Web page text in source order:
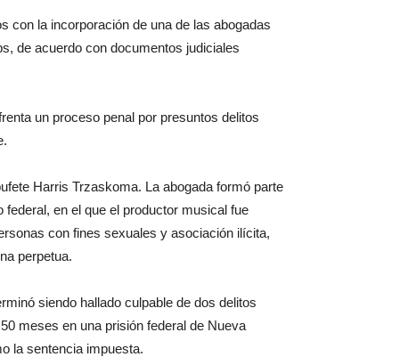
con la incorporación de una de las abogadas
de acuerdo con documentos judiciales
un proceso penal por presuntos delitos
Harris Trzaskoma. La abogada formó parte
en el que el productor musical fue
con fines sexuales y asociación ilícita,
perpetua.
siendo hallado culpable de dos delitos
meses en una prisión federal de Nueva
la sentencia impuesta.